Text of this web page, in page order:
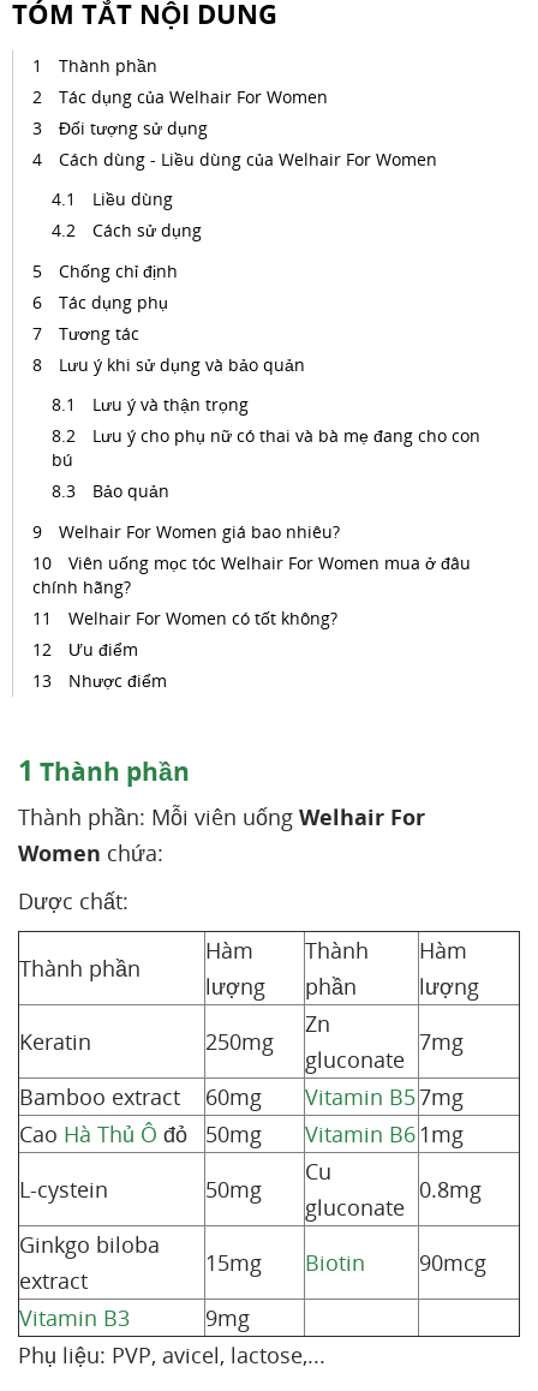
TÓM TẮT NỘI DUNG
Thành phần
Tác dụng của Welhair For Women
Đối tượng sử dụng
Cách dùng - Liều dùng của Welhair For Women
Liều dùng
Cách sử dụng
Chống chỉ định
Tác dụng phụ
Tương tác
Lưu ý khi sử dụng và bảo quản
Lưu ý và thận trọng
Lưu ý cho phụ nữ có thai và bà mẹ đang cho con
bú
Bảo quản
Welhair For Women giá bao nhiêu?
Viên uống mọc tóc Welhair For Women mua ở đâu
chính hãng?
Welhair For Women có tốt không?
Ưu điểm
Nhược điểm
1 Thành phần
Thành phần: Mỗi viên uống Welhair For
Women chứa:
Dược chất:
Thành phần
Hàm
lượng
Thành
phần
Hàm
lượng
Keratin
250mg
Zn
gluconate
7mg
Bamboo extract
60mg Vitamin B57mg
Cao Hà Thủ Ô đỏ 50mg Vitamin B61mg
L-cystein
50mg
Cu
gluconate
0.8mg
Ginkgo biloba
extract
15mg Biotin
90mcg
Vitamin B3
9mg
Phụ liệu: PVP, avicel, lactose,...